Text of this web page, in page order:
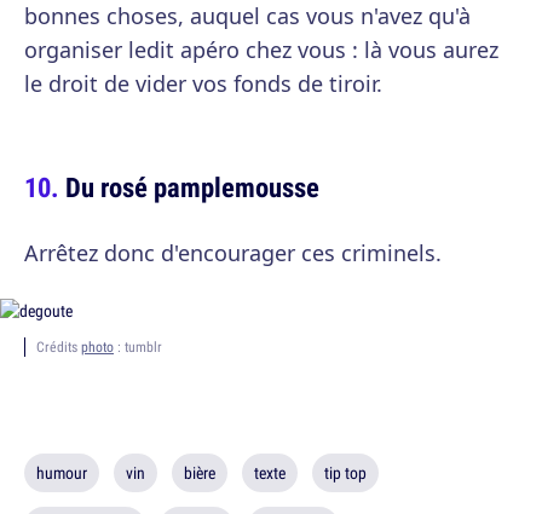
bonnes choses, auquel cas vous n'avez qu'à
organiser ledit apéro chez vous : là vous aurez
le droit de vider vos fonds de tiroir.
Du rosé pamplemousse
Arrêtez donc d'encourager ces criminels.
Crédits photo : tumblr
humour vin bière texte tip top